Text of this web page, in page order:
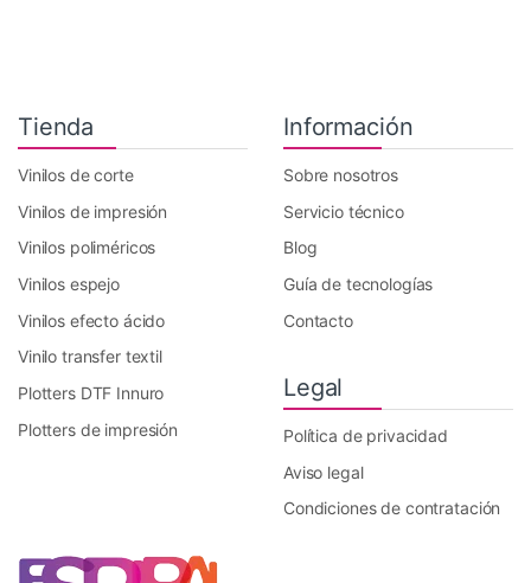
Tienda
Vinilos de corte
Vinilos de impresión
Vinilos poliméricos
Vinilos espejo
Vinilos efecto ácido
Vinilo transfer textil
Plotters DTF Innuro
Plotters de impresión
Información
Sobre nosotros
Servicio técnico
Blog
Guía de tecnologías
Contacto
Legal
Política de privacidad
Aviso legal
Condiciones de contratación